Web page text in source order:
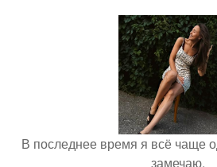
В последнее время я всё чаще
замечаю.